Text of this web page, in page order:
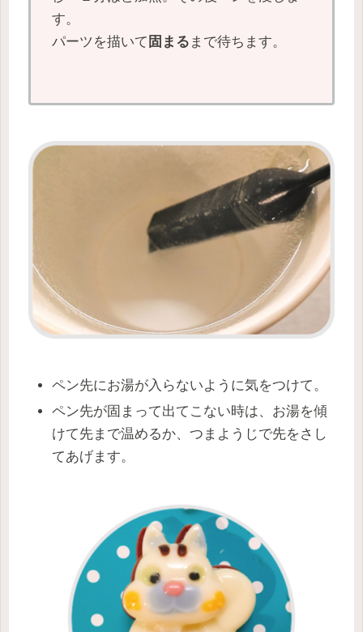
す。
パーツを描いて 固まる まで待ちます。
ペン先にお湯が入らないように気をつけて。
ペン先が固まって出てこない時は、お湯を傾
けて先まで温めるか、つまようじで先をさし
てあげます。